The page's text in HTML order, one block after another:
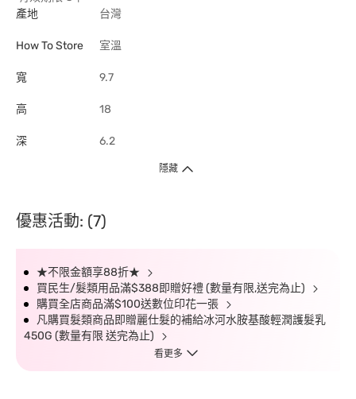
產地
台灣
How To Store 室溫
寬 9.7
高 18
深 6.2
隱藏
優惠活動: (7)
★不限金額享88折★
買民生/髮類用品滿$388即贈好禮 (數量有限,送完為止)
購買全店商品滿$100送數位印花一張
凡購買髮類商品即贈麗仕髮的補給冰河水胺基酸輕潤護髮乳
450G (數量有限 送完為止)
看更多